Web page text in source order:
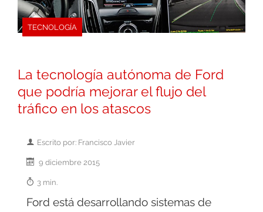
TECNOLOGÍA
La tecnología autónoma de Ford
que podría mejorar el flujo del
tráfico en los atascos
Escrito por: Francisco Javier
9 diciembre 2015
3 min.
Ford está desarrollando sistemas de